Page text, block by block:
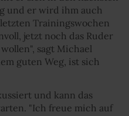
und er wird ihm auch
Trainingswochen
jetzt noch das Ruder
sagt Michael
guten Weg, ist sich
und kann das
"Ich freue mich auf